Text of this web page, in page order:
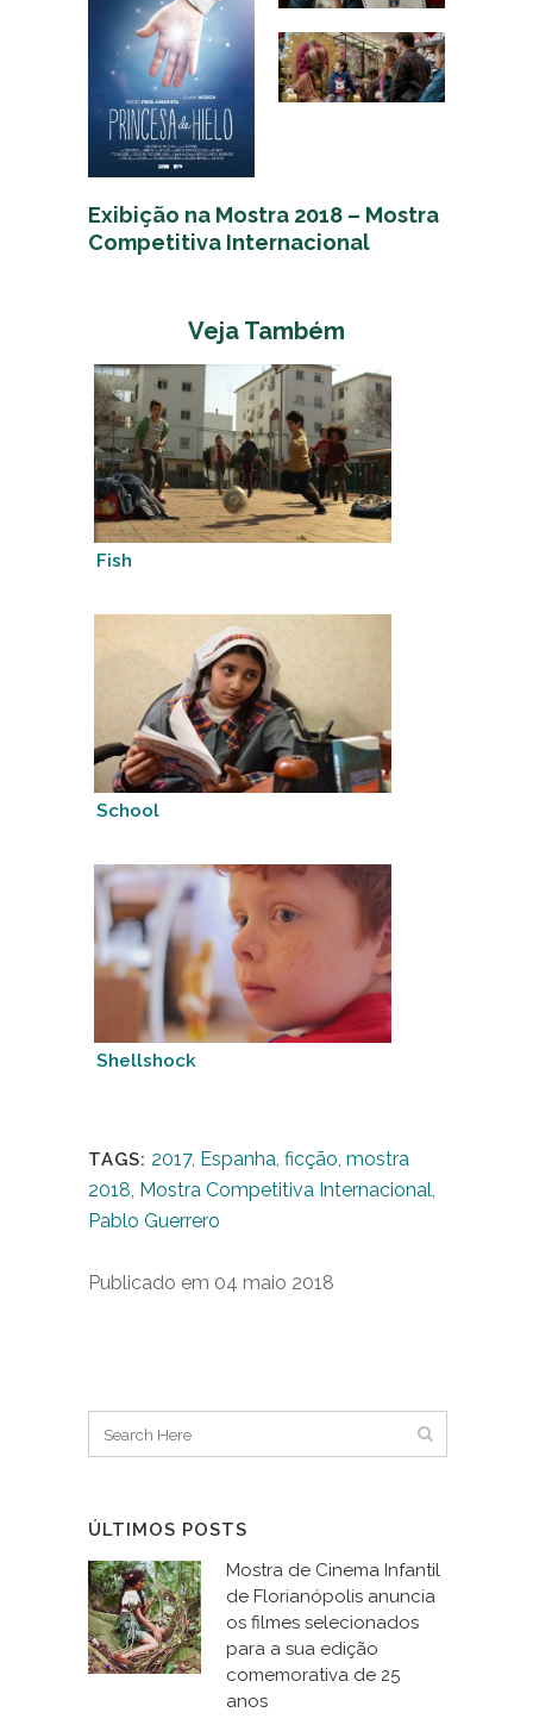
Exibição na Mostra 2018 – Mostra
Competitiva Internacional
Veja Também
Fish
School
Shellshock
TAGS: 2017, Espanha, ficção, mostra
2018, Mostra Competitiva Internacional,
Pablo Guerrero
Publicado em 04 maio 2018
ÚLTIMOS POSTS
Mostra de Cinema Infantil
de Florianópolis anuncia
os filmes selecionados
para a sua edição
comemorativa de 25
anos